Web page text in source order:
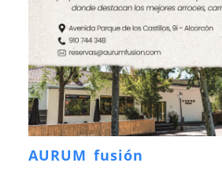
AURUM fusión